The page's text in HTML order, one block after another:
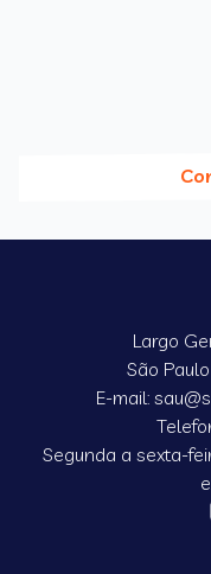
Largo
São
E-mail:
Segunda a sexta-